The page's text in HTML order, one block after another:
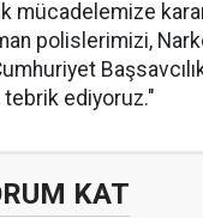
mücadelemize
polislerimizi,
ediyoruz."
KAT